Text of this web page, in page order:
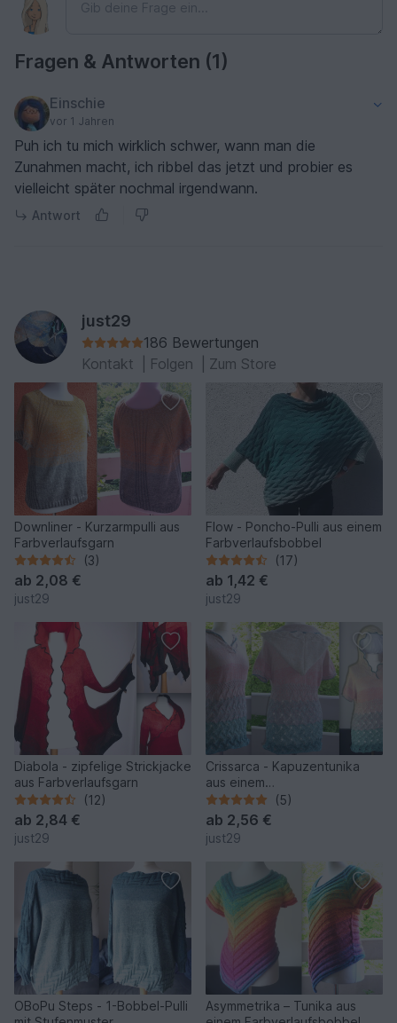
Fragen & Antworten (1)
Einschie
vor 1 Jahren
Puh ich tu mich wirklich schwer, wann man die
Zunahmen macht, ich ribbel das jetzt und probier es
vielleicht später nochmal irgendwann.
Antwort
just29
186 Bewertungen
Kontakt
Folgen Zum Store
Downliner - Kurzarmpulli aus
Farbverlaufsgarn
(3)
ab 2,08 €
just29
Flow - Poncho-Pulli aus einem
Farbverlaufsbobbel
(17)
ab 1,42 €
just29
Diabola - zipfelige Strickjacke
aus Farbverlaufsgarn
(12)
ab 2,84 €
just29
Crissarca - Kapuzentunika
aus einem
Farbverlaufsbobbel
(5)
ab 2,56 €
just29
OBoPu Steps - 1-Bobbel-Pulli
Asymmetrika – Tunika aus